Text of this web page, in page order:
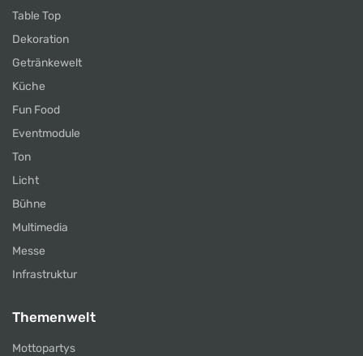
Table Top
Dekoration
Getränkewelt
Küche
Fun Food
Eventmodule
Ton
Licht
Bühne
Multimedia
Messe
Infrastruktur
Themenwelt
Mottopartys